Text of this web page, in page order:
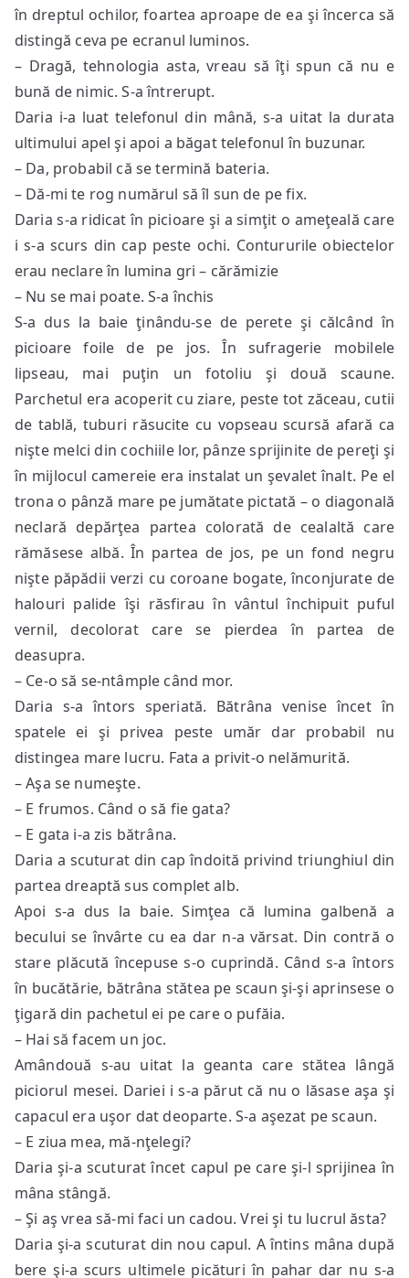
în dreptul ochilor, foartea aproape de ea şi încerca să
distingă ceva pe ecranul luminos.
– Dragă, tehnologia asta, vreau să îţi spun că nu e
bună de nimic. S-a întrerupt.
Daria i-a luat telefonul din mână, s-a uitat la durata
ultimului apel şi apoi a băgat telefonul în buzunar.
– Da, probabil că se termină bateria.
– Dă-mi te rog numărul să îl sun de pe fix.
Daria s-a ridicat în picioare şi a simţit o ameţeală care
i s-a scurs din cap peste ochi. Contururile obiectelor
erau neclare în lumina gri – cărămizie
– Nu se mai poate. S-a închis
S-a dus la baie ţinându-se de perete şi călcând în
picioare foile de pe jos. În sufragerie mobilele
lipseau, mai puţin un fotoliu şi două scaune.
Parchetul era acoperit cu ziare, peste tot zăceau, cutii
de tablă, tuburi răsucite cu vopseau scursă afară ca
nişte melci din cochiile lor, pânze sprijinite de pereţi şi
în mijlocul camereie era instalat un şevalet înalt. Pe el
trona o pânză mare pe jumătate pictată – o diagonală
neclară depărţea partea colorată de cealaltă care
rămăsese albă. În partea de jos, pe un fond negru
nişte păpădii verzi cu coroane bogate, înconjurate de
halouri palide îşi răsfirau în vântul închipuit puful
vernil, decolorat care se pierdea în partea de
deasupra.
– Ce-o să se-ntâmple când mor.
Daria s-a întors speriată. Bătrâna venise încet în
spatele ei şi privea peste umăr dar probabil nu
distingea mare lucru. Fata a privit-o nelămurită.
– Aşa se numeşte.
– E frumos. Când o să fie gata?
– E gata i-a zis bătrâna.
Daria a scuturat din cap îndoită privind triunghiul din
partea dreaptă sus complet alb.
Apoi s-a dus la baie. Simţea că lumina galbenă a
becului se învârte cu ea dar n-a vărsat. Din contră o
stare plăcută începuse s-o cuprindă. Când s-a întors
în bucătărie, bătrâna stătea pe scaun şi-şi aprinsese o
ţigară din pachetul ei pe care o pufăia.
– Hai să facem un joc.
Amândouă s-au uitat la geanta care stătea lângă
piciorul mesei. Dariei i s-a părut că nu o lăsase aşa şi
capacul era uşor dat deoparte. S-a aşezat pe scaun.
– E ziua mea, mă-nţelegi?
Daria şi-a scuturat încet capul pe care şi-l sprijinea în
mâna stângă.
– Şi aş vrea să-mi faci un cadou. Vrei şi tu lucrul ăsta?
Daria şi-a scuturat din nou capul. A întins mâna după
bere şi-a scurs ultimele picături în pahar dar nu s-a